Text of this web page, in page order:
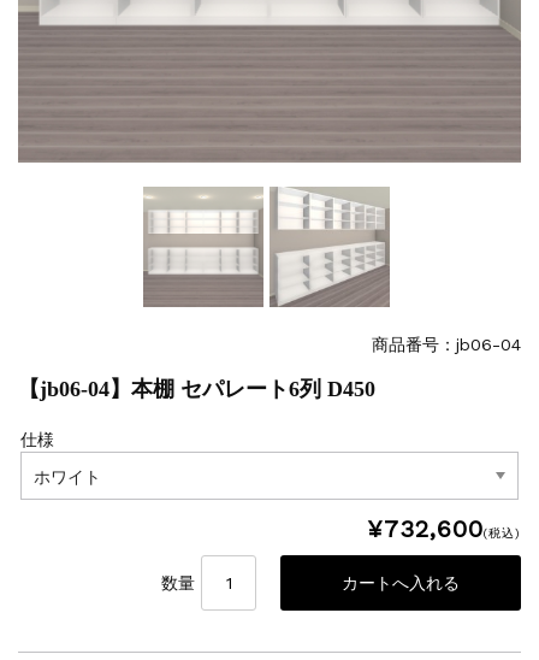
商品番号：jb06-04
【jb06-04】本棚 セパレート6列 D450
仕様
¥732,600(税込)
数量